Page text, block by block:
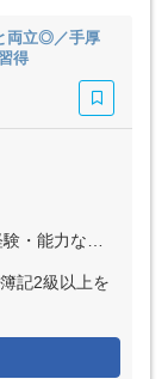
両立◎／手厚
得
円）を含む ※超過分は別途全額支給
記2級以上を